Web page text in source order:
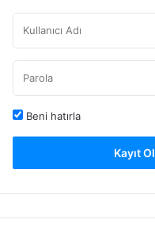
Beni hatırla
Kayıt Ol